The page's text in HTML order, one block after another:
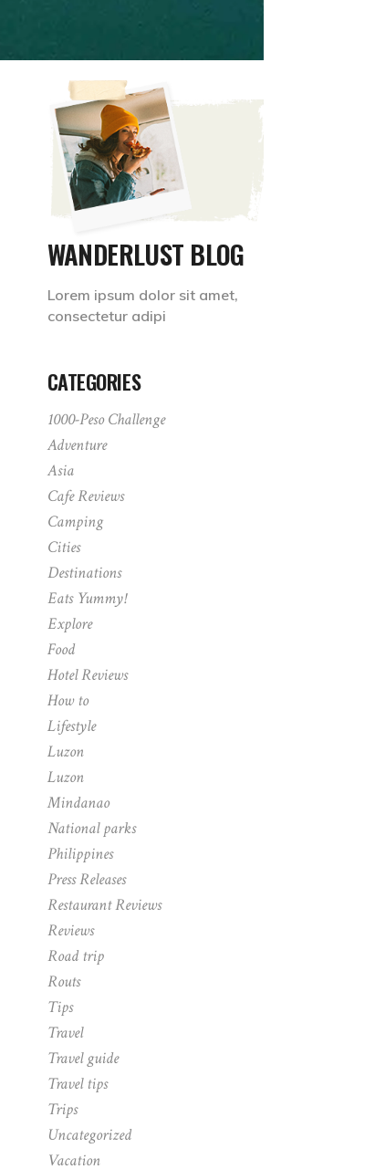
WANDERLUST BLOG
Lorem ipsum dolor sit amet,
consectetur adipi
CATEGORIES
1000-Peso Challenge
Adventure
Asia
Cafe Reviews
Camping
Cities
Destinations
Eats Yummy!
Explore
Food
Hotel Reviews
How to
Lifestyle
Luzon
Luzon
Mindanao
National parks
Philippines
Press Releases
Restaurant Reviews
Reviews
Road trip
Routs
Tips
Travel
Travel guide
Travel tips
Trips
Uncategorized
Vacation